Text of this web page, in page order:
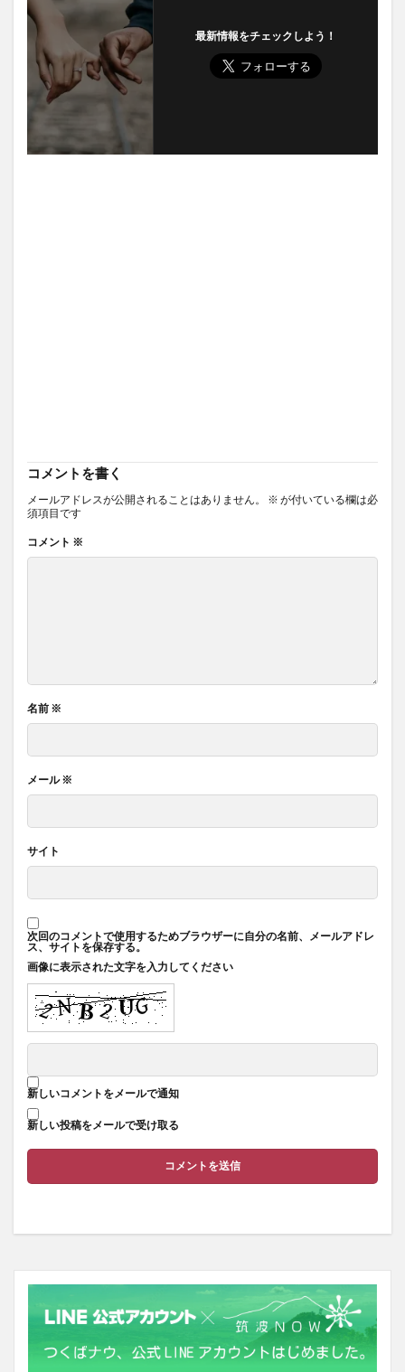
最新情報をチェックしよう！
コメントを書く
メールアドレスが公開されることはありません。 ※ が付いている欄は必
須項目です
コメント ※
名前 ※
メール※
サイト
次回のコメントで使用するためブラウザーに自分の名前、メールアドレ
ス、サイトを保存する。
画像に表示された文字を入力してください
新しいコメントをメールで通知
新しい投稿をメールで受け取る